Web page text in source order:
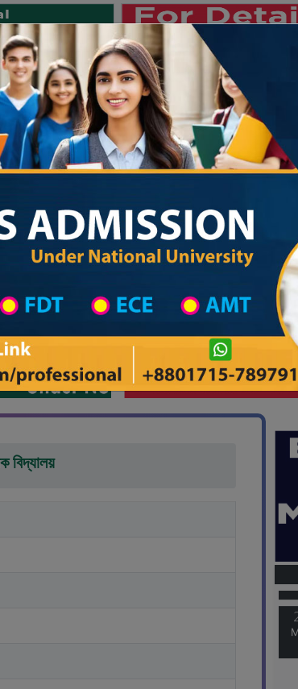
International University University College
জাতীয় বিশ্ববিদ্যালয় ২০২৫-২৬ শিক্ষাবর্ষের
University Admission
বিদ্যালয়